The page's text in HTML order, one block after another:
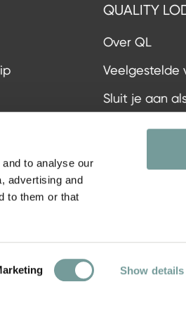
to analyse our
advertising and
to them or that
Show details
QUALITY
Over QL
Veelgestelde
Sluit je aan
Sluit je aan
Vacatures